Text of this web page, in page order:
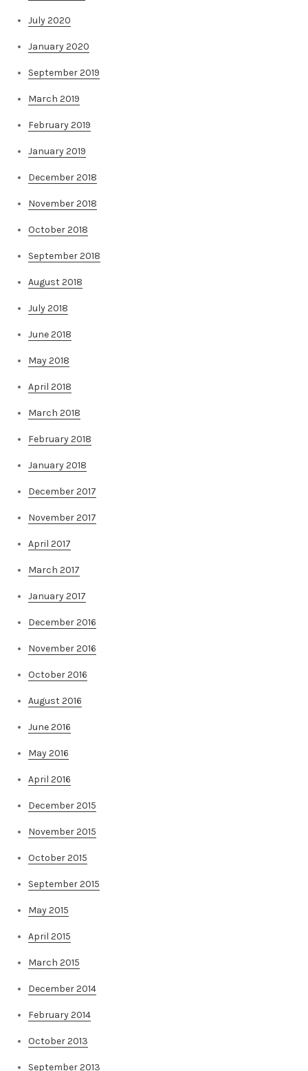
July 2020
January 2020
September 2019
March 2019
February 2019
January 2019
December 2018
November 2018
October 2018
September 2018
August 2018
July 2018
June 2018
May 2018
April 2018
March 2018
February 2018
January 2018
December 2017
November 2017
April 2017
March 2017
January 2017
December 2016
November 2016
October 2016
August 2016
June 2016
May 2016
April 2016
December 2015
November 2015
October 2015
September 2015
May 2015
April 2015
March 2015
December 2014
February 2014
October 2013
September 2013